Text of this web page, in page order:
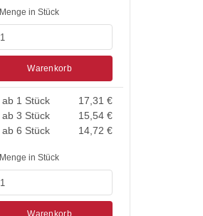
Menge in Stück
Warenkorb
ab 1 Stück 17,31 €
ab 3 Stück
15,54€
ab 6 Stück
14,72 €
Menge in Stück